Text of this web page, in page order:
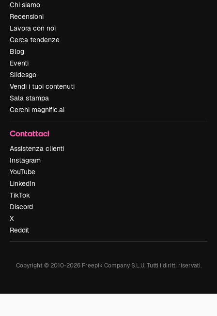
Chi siamo
Recensioni
Lavora con noi
Cerca tendenze
Blog
Eventi
Slidesgo
Vendi i tuoi contenuti
Sala stampa
Cerchi magnific.ai
Contattaci
Assistenza clienti
Instagram
YouTube
LinkedIn
TikTok
Discord
X
Reddit
Copyright © 2010-2026Freepik Company S.L.U. Tutti i diritti riservati.